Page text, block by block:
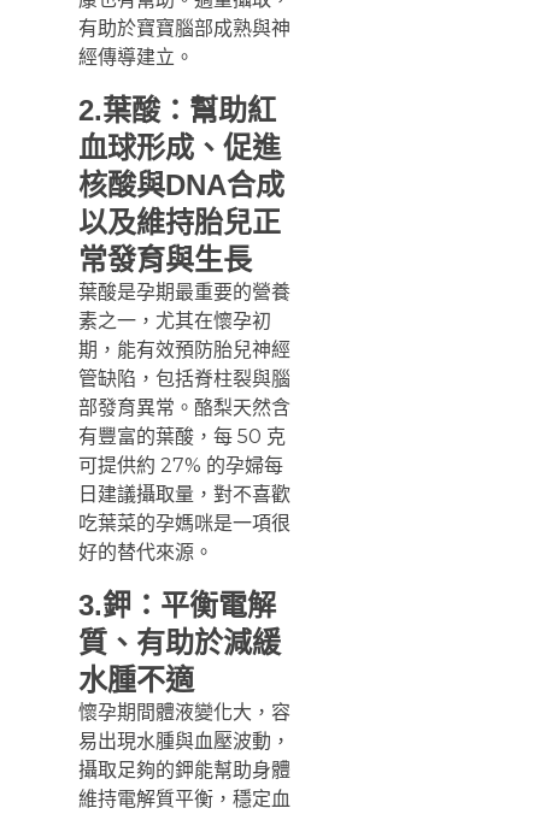
有助於寶寶腦部成熟與神
經傳導建立。
2.葉酸： 幫助紅
血球形成 、 促進
核酸與DNA合成
以及維持胎兒正
常發育與生長
葉酸是孕期最重要的營養
素之一，尤其在懷孕初
期，能有效預防胎兒神經
管缺陷，包括脊柱裂與腦
部發育異常。酪梨天然含
有豐富的葉酸，每 50 克
可提供約 27% 的孕婦每
日建議攝取量，對不喜歡
吃葉菜的孕媽咪是一項很
好的替代來源。
3.鉀：平衡電解
質、有助於減緩
水腫不適
懷孕期間體液變化大，容
易出現水腫與血壓波動，
攝取足夠的鉀能幫助身體
維持電解質平衡，穩定血